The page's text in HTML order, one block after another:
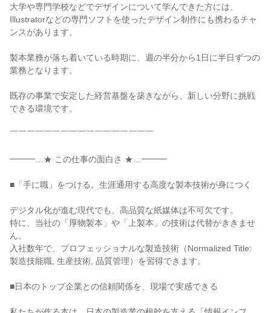
大学や専門学校などでデザインについて学んできた方には、
Illustratorなどの専門ソフトを使ったデザイン制作にも携わるチャ
ンスがあります。
製本業務が落ち着いている時期に、週の半分から1日に半日ずつの
業務となります。
既存の事業で安定した経営基盤を築きながら、新しい分野に挑戦
できる環境です。
￣￣￣￣￣￣￣￣￣￣￣￣￣￣￣￣￣
━━━…★ この仕事の面白さ ★…━━━
■「手に職」をつける。生涯通用する高度な製本技術が身につく
デジタル化が進む現代でも、高品質な紙媒体は不可欠です。
特に、当社の「厚物製本」や「上製本」の技術は代替がききませ
ん。
入社数年で、プロフェッショナルな製造技術（Normalized Title:
製造技能職, 生産技術, 品質管理）を習得できます。
■日本のトップ企業との信頼関係を、現場で実感できる